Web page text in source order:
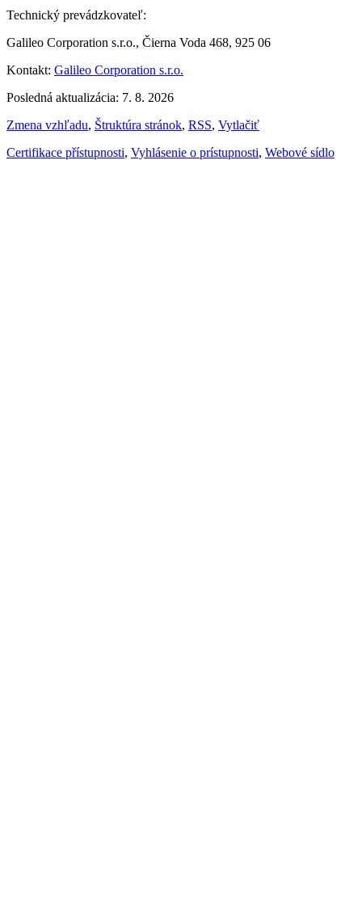
Technický prevádzkovateľ:
Galileo Corporation s.r.o., Čierna Voda 468, 925 06
Kontakt: Galileo Corporation s.r.o.
Posledná aktualizácia: 7. 8. 2026
Zmena vzhľadu, Štruktúra stránok, RSS, Vytlačiť
Certifikace přístupnosti, Vyhlásenie o prístupnosti, Webové sídlo